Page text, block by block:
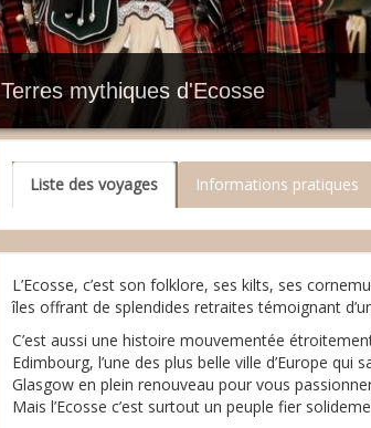
Terres mythiques d'Ecosse
Liste des voyages Informations pratiques
L’Ecosse, c’est son folklore, ses kilts, ses
îles offrant de splendides retraites témoignant
C’est aussi une histoire mouvementée
Edimbourg, l’une des plus belle ville d’Europe qui
Glasgow en plein renouveau pour vous
Mais l’Ecosse c’est surtout un peuple fier